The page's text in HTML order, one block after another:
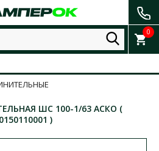
0
ШС 100-1/63​ АСКО (
)